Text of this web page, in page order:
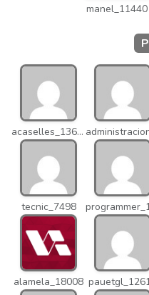
manel_11440
acaselles_13670
tecnic_7498
alamela_18008